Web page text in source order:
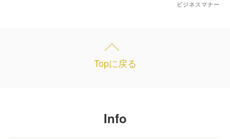
ビジネスマナー
Topに戻る
Info